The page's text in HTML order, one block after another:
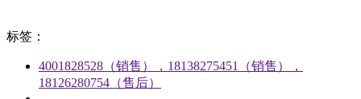
标签：
4001828528（销售），18138275451（销售），
18126280754（售后）